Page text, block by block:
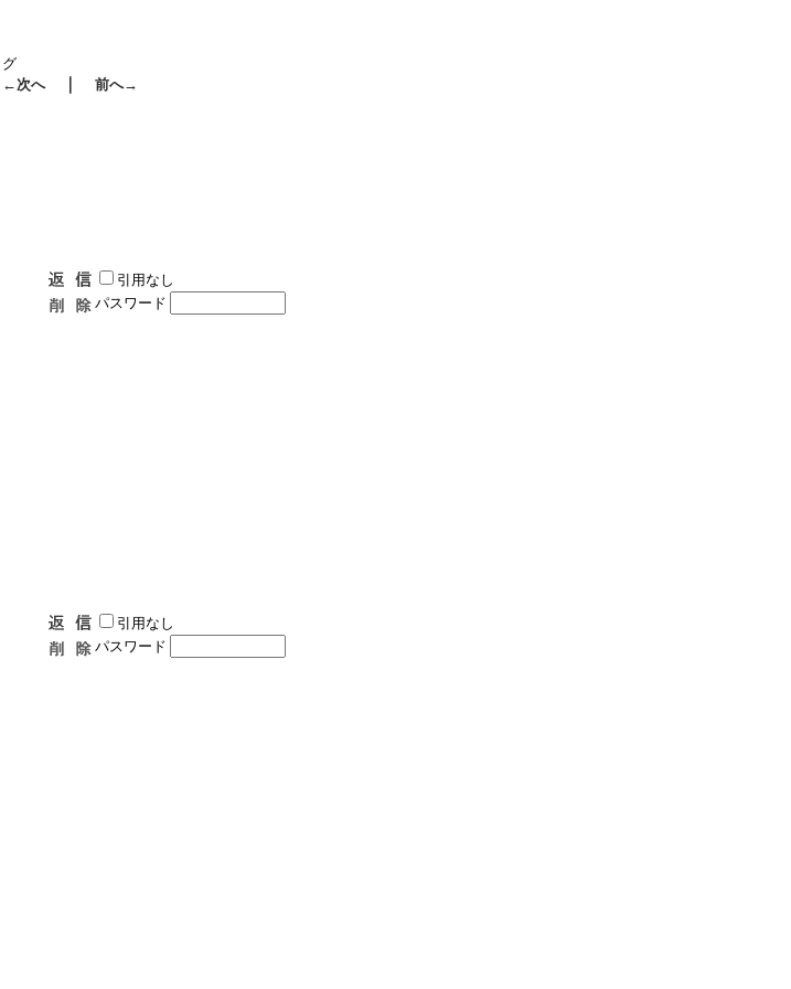
←次へ｜ 前へ→
引用なし
パスワード
引用なし
パスワード